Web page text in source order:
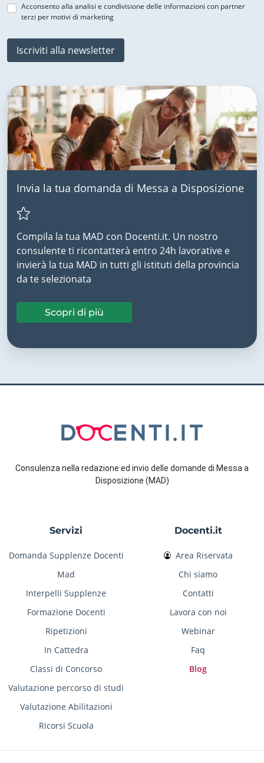
Acconsento alla analisi e condivisione delle informazioni con partner
terzi per motivi di marketing
Iscriviti alla newsletter
Invia la tua domanda di Messa a Disposizione
Compila la tua MAD con Docenti.it. Un nostro
consulente ti ricontatterà entro 24h lavorative e
invierà la tua MAD in tutti gli istituti della provincia
da te selezionata
Scopri di più
Consulenza nella redazione ed invio delle domande di Messa a
Disposizione (MAD)
Servizi
Domanda Supplenze Docenti
Mad
Interpelli Supplenze
Formazione Docenti
Ripetizioni
In Cattedra
Classi di Concorso
Valutazione percorso di studi
Valutazione Abilitazioni
Ricorsi Scuola
Docenti.it
Area Riservata
Chi siamo
Contatti
Lavora con noi
Webinar
Faq
Blog